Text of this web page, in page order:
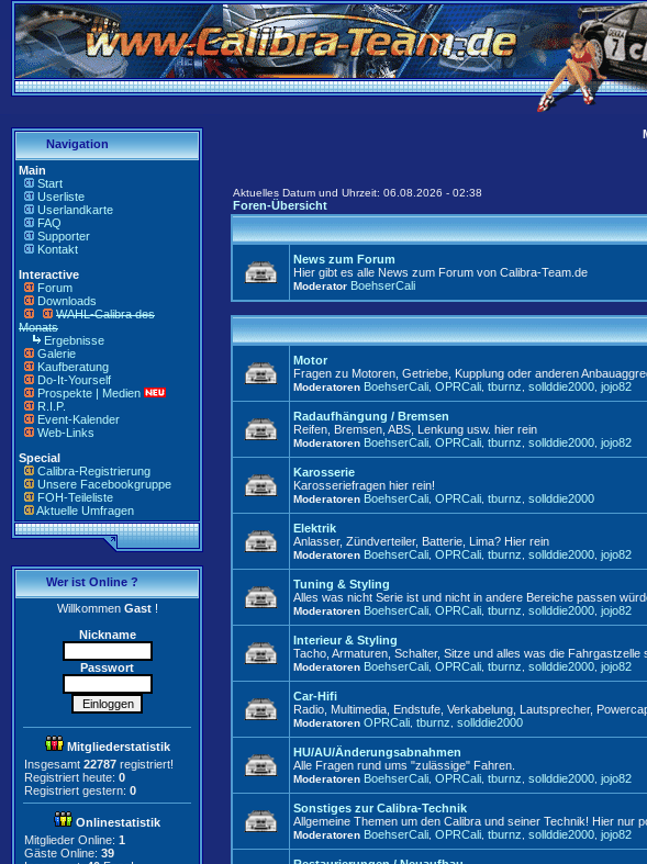
Navigation
Main
Start
Userliste
Userlandkarte
FAQ
Supporter
Kontakt
Interactive
Forum
Downloads
WAHL-Calibra des
Monats
Ergebnisse
Galerie
Kaufberatung
Do-It-Yourself
Prospekte | Medien
R.I.P.
Event-Kalender
Web-Links
Special
Calibra-Registrierung
Unsere Facebookgruppe
FOH-Teileliste
Aktuelle Umfragen
Wer ist Online ?
WillkommenGast!
Nickname
Passwort
Mitgliederstatistik
Insgesamt 22787 registriert!
Registriert heute: 0
Registriert gestern: 0
Onlinestatistik
Mitglieder Online: 1
Gäste Online: 39
Aktuelles Datum und Uhrzeit: 06.08.2026 - 02:38
Foren-Übersicht
News zum Forum
Hier gibt es alle News zum Forum von Calibra-Team.de
Moderator BoehserCali
Motor
Fragen zu Motoren, Getriebe, Kupplung oder anderen
Moderatoren BoehserCali OPRCali tburnz sollddie2000 jojo82
Radaufhängung / Bremsen
Reifen, Bremsen, ABS, Lenkung usw. hier rein
Moderatoren BoehserCali OPRCali tburnz sollddie2000 jojo82
Karosserie
Karosseriefragen hier rein!
Moderatoren BoehserCali OPRCali tburnz sollddie2000
Elektrik
Anlasser, Zündverteiler, Batterie, Lima? Hier rein
Moderatoren BoehserCali OPRCali tburnz sollddie2000 jojo82
Tuning & Styling
Alles was nicht Serie ist und nicht in andere Bereiche passen
Moderatoren BoehserCali OPRCali tburnz sollddie2000 jojo82
Interieur & Styling
Tacho, Armaturen, Schalter, Sitze und alles was die Fahrgastzelle
Moderatoren BoehserCali OPRCali tburnz sollddie2000 jojo82
Car-Hifi
Radio, Multimedia, Endstufe, Verkabelung, Lautsprecher,
Moderatoren OPRCali tburnz sollddie2000
HU/AU/Änderungsabnahmen
Alle Fragen rund ums "zulässige" Fahren.
Moderatoren BoehserCali OPRCali tburnz sollddie2000 jojo82
Sonstiges zur Calibra-Technik
Allgemeine Themen um den Calibra und seiner Technik! Hier nur
Moderatoren BoehserCali OPRCali tburnz sollddie2000 jojo82